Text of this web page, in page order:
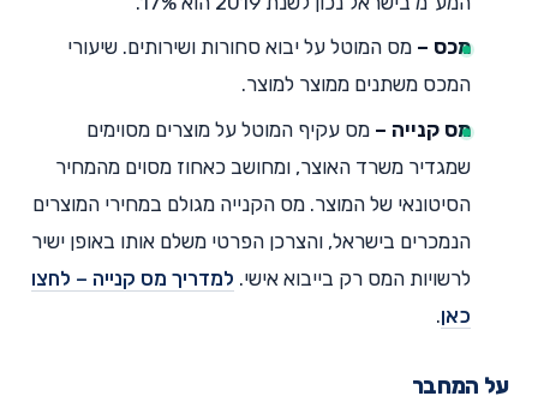
מכס – מס המוטל על יבוא סחורות ושירותים. שיעורי
המכס משתנים ממוצר למוצר.
מס קנייה – מס עקיף המוטל על מוצרים מסוימים
שמגדיר משרד האוצר, ומחושב כאחוז מסוים מהמחיר
הסיטונאי של המוצר. מס הקנייה מגולם במחירי המוצרים
הנמכרים בישראל, והצרכן הפרטי משלם אותו באופן ישיר
לרשויות המס רק בייבוא אישי. למדריך מס קנייה – לחצו
כאן.
על המחבר